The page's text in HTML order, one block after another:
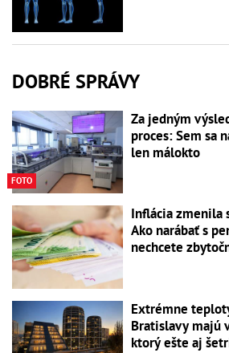
DOBRÉ SPRÁVY
FOTO
Za jedným
proces: Sem sa
len málokto
Inflácia zmenila
Ako narábať s
nechcete
Extrémne
Bratislavy majú
ktorý ešte aj